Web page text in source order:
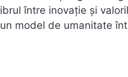
între inovație și
model de umanitate